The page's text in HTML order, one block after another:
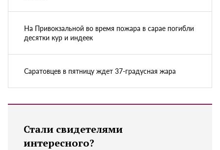
На Привокзальной во время пожара в сарае погибли
десятки кур и индеек
Саратовцев в пятницу ждет 37-градусная жара
Стали свидетелями
интересного?